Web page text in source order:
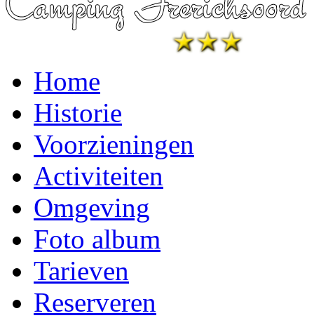
Home
Historie
Voorzieningen
Activiteiten
Omgeving
Foto album
Tarieven
Reserveren